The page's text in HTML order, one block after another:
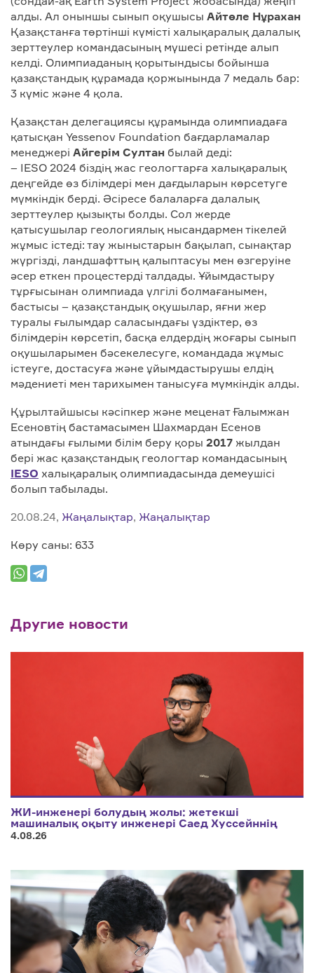
алды. Ал оныншы сынып оқушысы Айтөле Нұрахан
Қазақстанға төртінші күмісті халықаралық далалық
зерттеулер командасының мүшесі ретінде алып
келді. Олимпиаданың қорытындысы бойынша
қазақстандық құрамада қоржынында 7 медаль бар:
3 күміс және 4 қола.
Қазақстан делегациясы құрамында олимпиадаға
қатысқан Yessenov Foundation бағдарламалар
менеджері Айгерім Султан былай деді:
– IESO 2024 біздің жас геологтарға халықаралық
деңгейде өз білімдері мен дағдыларын көрсетуге
мүмкіндік берді. Әсіресе балаларға далалық
зерттеулер қызықты болды. Сол жерде
қатысушылар геологиялық нысандармен тікелей
жұмыс істеді: тау жыныстарын бақылап, сынақтар
жүргізді, ландшафттың қалыптасуы мен өзгеруіне
әсер еткен процестерді талдады. Ұйымдастыру
тұрғысынан олимпиада үлгілі болмағанымен,
бастысы – қазақстандық оқушылар, яғни жер
туралы ғылымдар саласындағы үздіктер, өз
білімдерін көрсетіп, басқа елдердің жоғары сынып
оқушыларымен бәсекелесуге, командада жұмыс
істеуге, достасуға және ұйымдастырушы елдің
мәдениеті мен тарихымен танысуға мүмкіндік алды.
Құрылтайшысы кәсіпкер және меценат Ғалымжан
Есеновтің бастамасымен Шахмардан Есенов
атындағы ғылыми білім беру қоры 2017 жылдан
бері жас қазақстандық геологтар командасының
IESO халықаралық олимпиадасында демеушісі
болып табылады.
20.08.24, Жаңалықтар, Жаңалықтар
Көру саны: 633
Другие новости
ЖИ-инженері болудың жолы: жетекші
машиналық оқыту инженері Саед Хуссейннің
өмір мен мансаптың тепе-теңдігін сақтауға
4.08.26